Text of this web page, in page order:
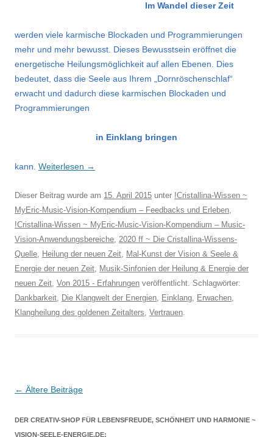
Im Wandel dieser Zeit
werden viele karmische Blockaden und Programmierungen
mehr und mehr bewusst. Dieses Bewusstsein eröffnet die
energetische Heilungsmöglichkeit auf allen Ebenen. Dies
bedeutet, dass die Seele aus Ihrem „Dornröschenschlaf“
erwacht und dadurch diese karmischen Blockaden und
Programmierungen
in Einklang bringen
kann. Weiterlesen →
Dieser Beitrag wurde am 15. April 2015 unter !Cristallina-Wissen ~
MyEric-Music-Vision-Kompendium – Feedbacks und Erleben,
!Cristallina-Wissen ~ MyEric-Music-Vision-Kompendium – Music-
Vision-Anwendungsbereiche, 2020 ff ~ Die Cristallina-Wissens-
Quelle, Heilung der neuen Zeit, Mal-Kunst der Vision & Seele &
Energie der neuen Zeit, Musik-Sinfonien der Heilung & Energie der
neuen Zeit, Von 2015 - Erfahrungen veröffentlicht. Schlagwörter:
Dankbarkeit, Die Klangwelt der Energien, Einklang, Erwachen,
Klangheilung des goldenen Zeitalters, Vertrauen.
Beitragsnavigation
← Ältere Beiträge
DER CREATIV-SHOP FÜR LEBENSFREUDE, SCHÖNHEIT UND HARMONIE ~
VISION-SEELE-ENERGIE.DE: